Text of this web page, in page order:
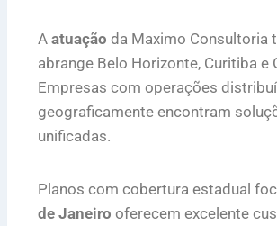
A atuação da Maximo Consultoria
abrange Belo Horizonte, Curitiba e
Empresas com operações
geograficamente encontram
unificadas.
Planos com cobertura estadual
de Janeiro oferecem excelente